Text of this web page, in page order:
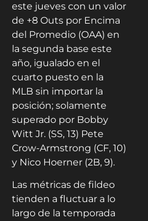
este jueves con un valor
de +8 Outs por Encima
del Promedio (OAA) en
la segunda base este
año, igualado en el
cuarto puesto en la
MLB sin importar la
posición; solamente
superado por Bobby
Witt Jr. (SS, 13) Pete
Crow-Armstrong (CF, 10)
y Nico Hoerner (2B, 9).
Las métricas de fildeo
tienden a fluctuar a lo
largo de la temporada